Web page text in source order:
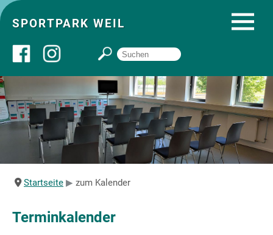
SPORTPARK WEIL
Über uns
Startseite
Angebote
Startseite zum Kalender
Terminkalender